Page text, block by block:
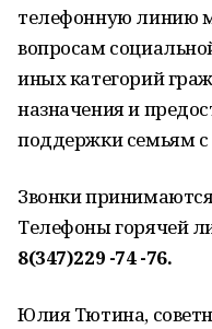
телефонную линию
вопросам
иных категорий
назначения и
поддержки семьям
Звонки
Телефоны горячей
8(347)229 -74 -76.
Юлия Тютина,